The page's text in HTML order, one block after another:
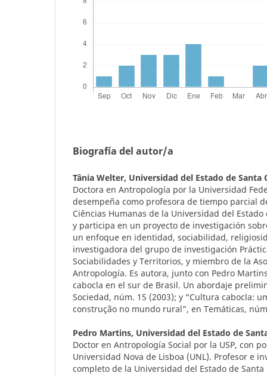
Biografía del autor/a
Tânia Welter, Universidad del Estado de Santa
Doctora en Antropología por la Universidad
desempeña como profesora de tiempo parcial
Ciências Humanas de la Universidad del
y participa en un proyecto de investigación
un enfoque en identidad, sociabilidad,
investigadora del grupo de investigación
Sociabilidades y Territorios, y miembro de la
Antropología. Es autora, junto con Pedro
cabocla en el sur de Brasil. Un abordaje
Sociedad, núm. 15 (2003); y “Cultura cabocla:
construção no mundo rural”, en Temáticas,
Pedro Martins, Universidad del Estado de
Doctor en Antropología Social por la USP, con
Universidad Nova de Lisboa (UNL). Profesor e
completo de la Universidad del Estado de Santa